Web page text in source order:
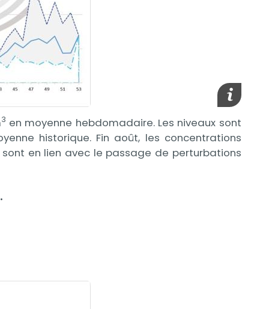
Afficher
3 en moyenne hebdomadaire. Les niveaux sont
historique. Fin août, les concentrations
en lien avec le passage de perturbations